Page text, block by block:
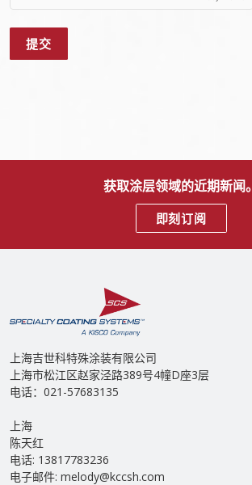
获取涂层领域的近期新闻。
即刻订阅
上海吉世科特殊涂装有限公司
上海市松江区赵家泾路389号4幢D座3层
电话：021-57683135
上海
陈天红
电话: 13817783236
电子邮件: melody@kccsh.com